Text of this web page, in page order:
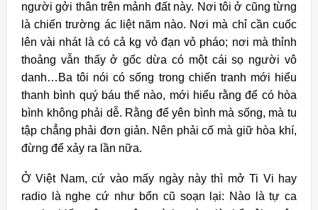
người gởi thân trên mảnh đất này. Nơi tôi ở cũng từng
là chiến trường ác liệt năm nào. Nơi mà chỉ cần cuốc
lên vài nhát là có cả kg vỏ đạn vỏ pháo; nơi mà thỉnh
thoảng vẫn thấy ở gốc dừa có một cái sọ người vô
danh… Ba tôi nói có sống trong chiến tranh mới hiểu
thanh bình quý báu thế nào, mới hiểu rằng để có hòa
bình không phải dễ. Rằng để yên bình mà sống, mà tu
tập chẳng phải đơn giản. Nên phải cố mà giữ hòa khí,
đừng để xảy ra lần nữa.
Ở Việt Nam, cứ vào mấy ngày này thì mở Ti Vi hay
radio là nghe cứ như bổn cũ soạn lại: Nào là tự ca